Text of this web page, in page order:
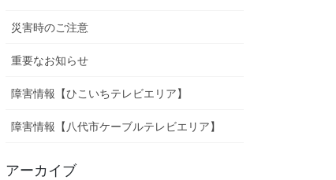
災害時のご注意
重要なお知らせ
障害情報【ひこいちテレビエリア】
障害情報【八代市ケーブルテレビエリア】
アーカイブ